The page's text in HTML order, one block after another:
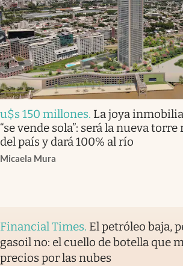
u$s 150 millones. La joya
“se vende sola”: será la nueva torre
del país y dará 100% al río
Micaela Mura
Financial Times. El petróleo baja,
gasoil no: el cuello de botella que
precios por las nubes